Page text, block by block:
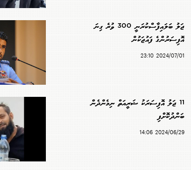
ޖަލު ބަލައިފާސްކުރަނީ 300 ވުރެ ގިނަ
އޮފިސަރުންގެ ފައުޖަކުން
2024/07/01 23:10
11 ޖަލު އޮފިސަރަކު ޝަރީއަތް ނިމެންދެން
ބަންދުކޮށްފި
2024/06/29 14:06